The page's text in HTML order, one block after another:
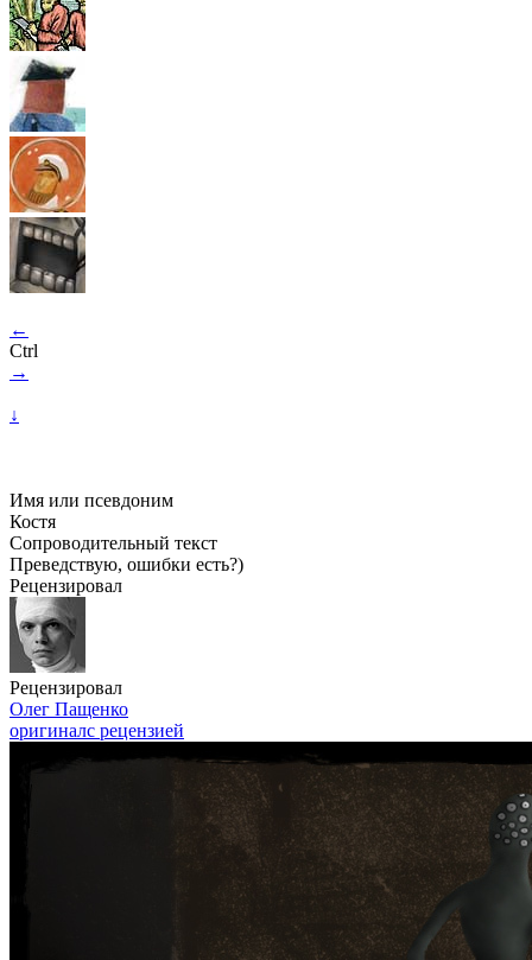
←
Ctrl
→
↓
Имя или псевдоним
Костя
Сопроводительный текст
Преведствую, ошибки есть?)
Рецензировал
Рецензировал
Олег Пащенко
оригиналс рецензией